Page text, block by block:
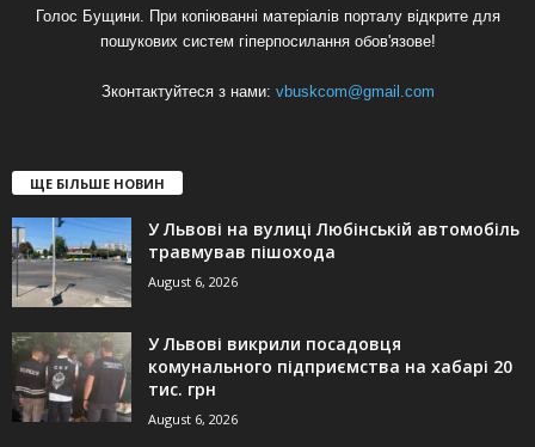
Голос Бущини. При копіюванні матеріалів порталу відкрите для
пошукових систем гіперпосилання обов'язове!
Зконтактуйтеся з нами: vbuskcom@gmail.com
ЩЕ БІЛЬШЕ НОВИН
У Львові на вулиці Любінській автомобіль
травмував пішохода
August 6, 2026
У Львові викрили посадовця
комунального підприємства на хабарі 20
тис. грн
August 6, 2026